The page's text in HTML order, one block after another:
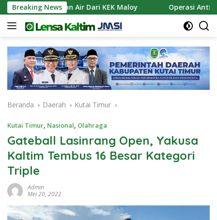
Langsung
ke
konten
Breaking News
Pasokan Air Dari KEK Maloy Operasi Antik
Beranda Daerah Kutai Timur
Kutai Timur, Nasional, Olahraga
Gateball Lasinrang Open, Yakusa
Kaltim Tembus 16 Besar Kategori
Triple
Admin
Mei 20, 2022